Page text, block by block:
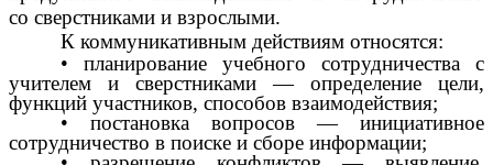
со сверстниками и взрослыми.
К коммуникативным действиям относятся:
• планирование учебного сотрудничества с
учителем и сверстниками — определение цели,
функций участников, способов взаимодействия;
• постановка вопросов — инициативное
сотрудничество в поиске и сборе информации;